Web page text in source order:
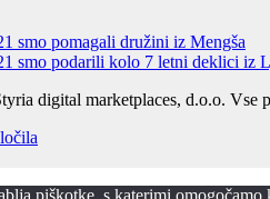
smo pomagali družini iz Mengša
smo podarili kolo 7 letni deklici iz
digital marketplaces, d.o.o. Vse